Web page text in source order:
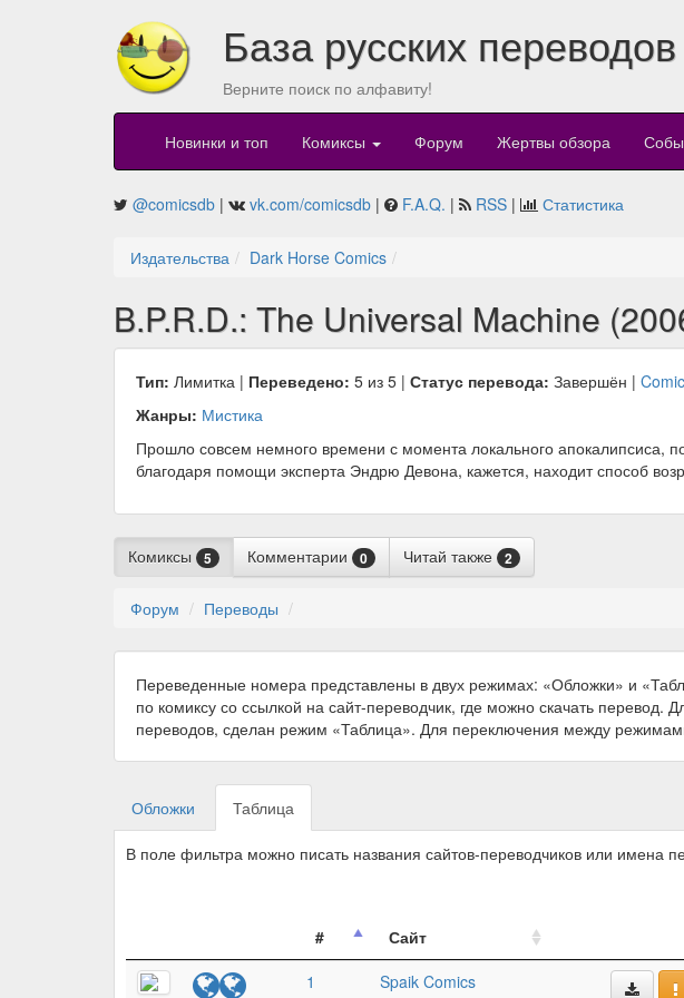
База русских
Верните поиск по алфавиту!
Новинки и топ Комиксы Форум Жертвы обзора
@comicsdb | vk.com/comicsdb | F.A.Q. | RSS | Статистика
Издательства Dark Horse Comics
B.P.R.D.: The Universal Machine
Тип: Лимитка | Переведено: 5 из 5 | Статус перевода: Завершён |
Жанры: Мистика
Прошло совсем немного времени с момента локального
благодаря помощи эксперта Эндрю Девона, кажется, находит способ
Комиксы 5 Комментарии 0 Читай также 2
Форум Переводы
Переведенные номера представлены в двух режимах: «Обложки» и
по комиксу со ссылкой на сайт-переводчик, где можно скачать перевод.
переводов, сделан режим «Таблица». Для переключения между
Обложки Таблица
В поле фильтра можно писать названия сайтов-переводчиков или имена
# Сайт
1
Spaik Comics